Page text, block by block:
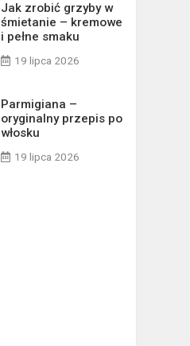
Jak zrobić grzyby w
śmietanie – kremowe
i pełne smaku
19 lipca 2026
Parmigiana –
oryginalny przepis po
włosku
19 lipca 2026